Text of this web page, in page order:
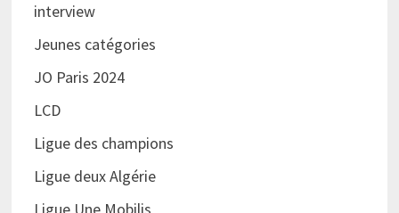
interview
Jeunes catégories
JO Paris 2024
LCD
Ligue des champions
Ligue deux Algérie